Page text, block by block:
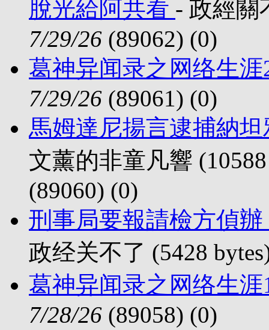
脫光給阿共看 - 政經關
7/29/26 (89062) (0)
葛神异闻录之网络生
7/29/26 (89061) (0)
馬姆達尼揚言逮捕納
文薰的非童凡響
(89060) (0)
刑事局要報請檢方偵
政经关不了 (5428
葛神异闻录之网络生
7/28/26 (89058) (0)